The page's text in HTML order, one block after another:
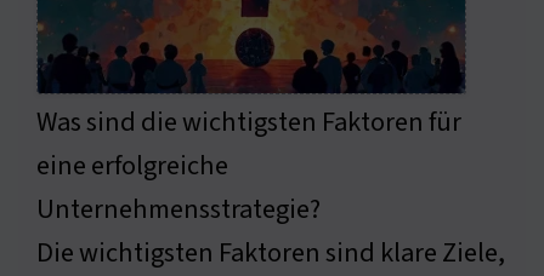
Was sind die wichtigsten Faktoren für
eine erfolgreiche
Unternehmensstrategie?
Die wichtigsten Faktoren sind klare Ziele,